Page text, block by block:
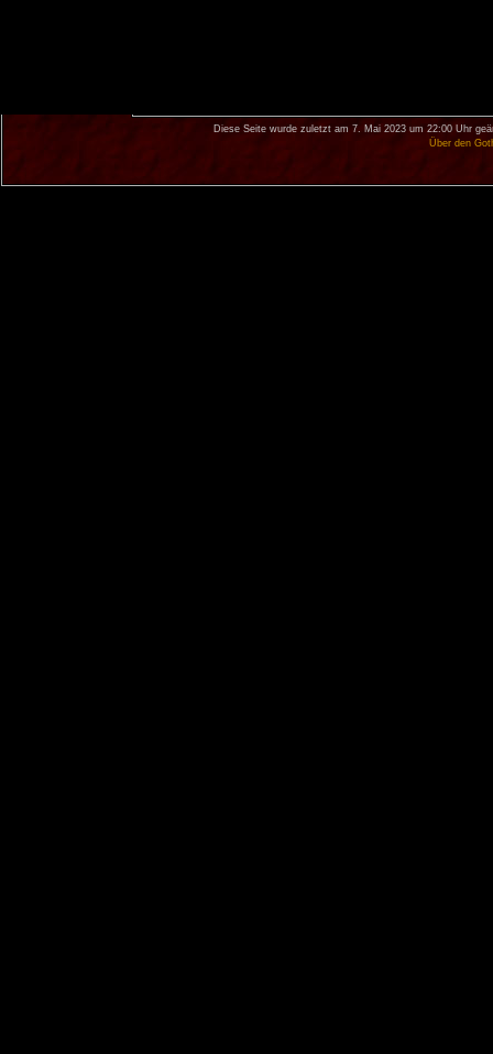
Diese Seite wurde zuletzt am 7. Mai 2023 um 22:00 Uhr
Über den